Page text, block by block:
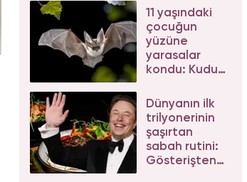
yaşamın sırrı
bu
mineralde...
11 yaşındaki
çocuğun
yüzüne
yarasalar
kondu: Kuduz
hayatını
kaybetti
Dünyanın ilk
trilyonerinin
şaşırtan
sabah rutini:
Gösterişten